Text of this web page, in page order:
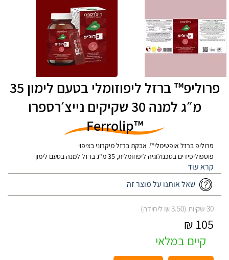
פרוליפ™ ברזל ליפוזומלי בטעם לימון 35
מ״ג למנה 30 שקיקים נייצ׳רספרו
™Ferrolip
פרוליפ ברזל אופטימלי™. אבקת ברזל מיקרוני בציפוי
פוספוליפידים בטכנולוגיה ליפוזומלית, 35 מ"ג ברזל למנה בטעם לימון
שאל אותנו על מוצר זה
30 שקיות (3.50 ₪ ליחידה)
105 ₪
קיים במלאי